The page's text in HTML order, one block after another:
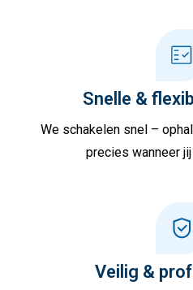
Snelle &
We schakelen snel –
precies wanneer
Veilig &